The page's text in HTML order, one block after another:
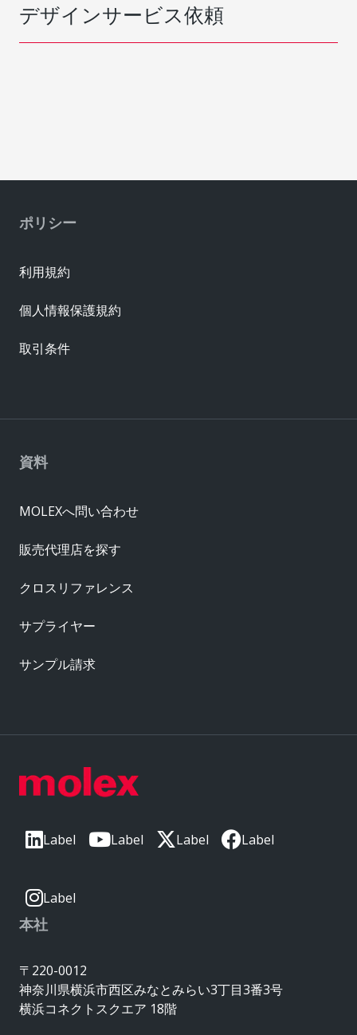
デザインサービス依頼
Label Label Label Label
Label
本社
〒220-0012
神奈川県横浜市西区みなとみらい3丁目3番3号
横浜コネクトスクエア 18階
資料
MOLEXへ問い合わせ
販売代理店を探す
クロスリファレンス
サプライヤー
サンプル請求
ポリシー
利用規約
個人情報保護規約
取引条件